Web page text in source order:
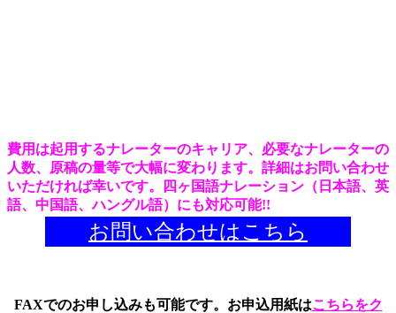
費用は起用するナレーターのキャリア、必要なナレーターの
人数、原稿の量等で大幅に変わります。詳細はお問い合わせ
いただければ幸いです。
四ヶ国語ナレーション（日本語、英
語、中国語、ハングル語）にも対応可能!!
お問い合わせはこちら
FAXでのお申し込みも可能です。お申込用紙はこちらをク